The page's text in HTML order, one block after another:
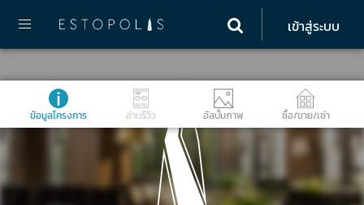
เข้าสู่ระบบ
ข้อมูลโครงการ อ่านรีวิว อัลบั้มภาพ ซื้อ/ขาย/เช่า